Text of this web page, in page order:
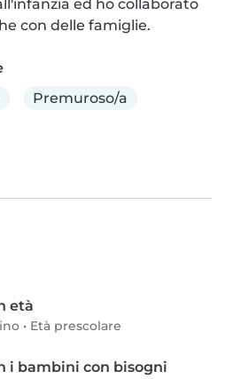
ed ho collaborato
con delle famiglie.
Premuroso/a
età
• Età prescolare
i bambini con bisogni